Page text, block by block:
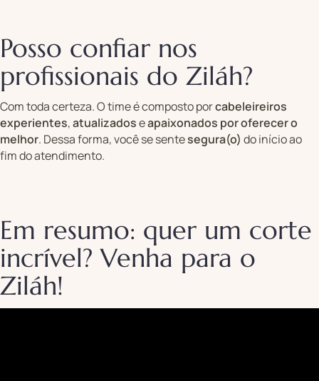
Posso confiar nos
profissionais do Ziláh?
Com toda certeza. O time é composto porcabeleireiros
experientes,atualizadoseapaixonados por oferecer o
melhor. Dessa forma, você se sentesegura(o) do início ao
fim do atendimento.
Em resumo: quer um corte
incrível? Venha para o
Ziláh!